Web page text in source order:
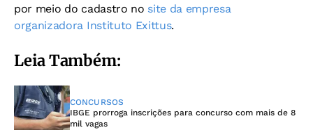
por meio do cadastro no site da empresa
organizadora Instituto Exittus.
Leia Também:
CONCURSOS
IBGE prorroga inscrições para concurso com mais de 8
mil vagas